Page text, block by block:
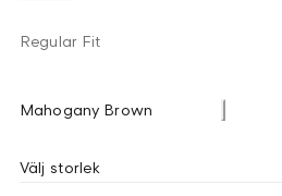
Regular Fit
Mahogany Brown
Välj storlek